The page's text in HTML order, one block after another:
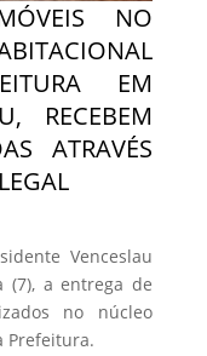
NO
EM
RECEBEM
ATRAVÉS
Venceslau
(7), a entrega de
no núcleo
Prefeitura.